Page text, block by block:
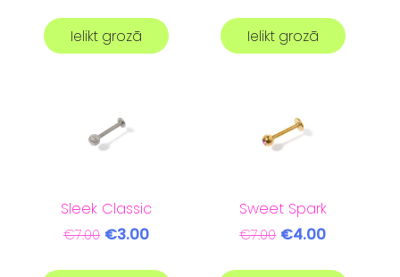
Ielikt grozā Ielikt grozā
Sleek Classic
€7.00 €3.00
Sweet Spark
€7.00 €4.00